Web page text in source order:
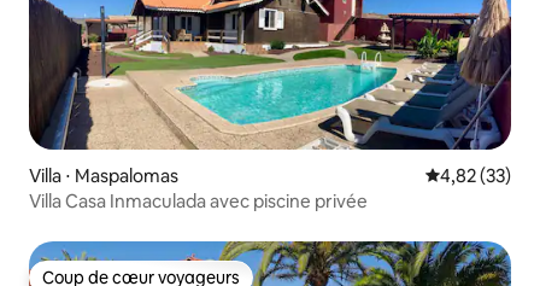
Villa ⋅ Maspalomas Évaluation
4,82 (33)
Villa Casa Inmaculada avec piscine privée
Coup de cœur voyageurs